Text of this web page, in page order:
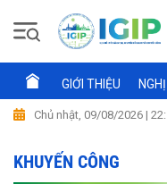
GIỚI THIỆU
Chủ nhật, 09/08/2026 |
KHUYẾN CÔNG